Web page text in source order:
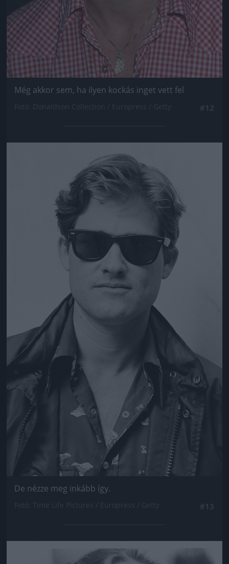
Még akkor sem, ha ilyen kockás inget vett fel
Jön még kép!
De nézze meg inkább így.
Jön még kép!